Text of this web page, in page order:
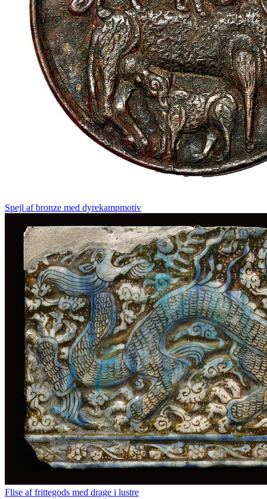
Spejl af bronze med dyrekampmotiv
Flise af frittegods med drage i lustre